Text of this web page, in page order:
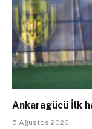
Ankaragücü İlk
5 Ağustos 2026